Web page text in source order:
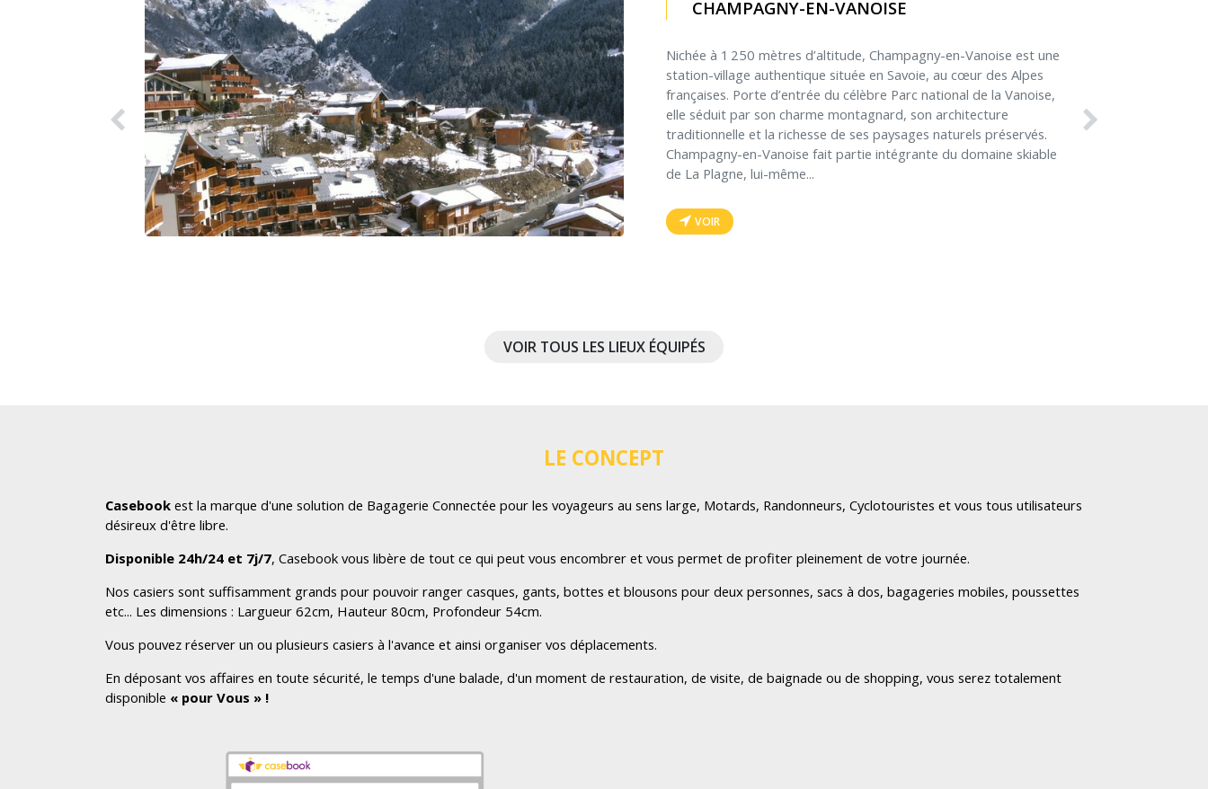
CHAMPAGNY-EN-VANOISE
Nichée à 1 250 mètres d’altitude, Champagny-en-Vanoise est une
station-village authentique située en Savoie, au cœur des Alpes
françaises. Porte d’entrée du célèbre Parc national de la Vanoise,
elle séduit par son charme montagnard, son architecture
traditionnelle et la richesse de ses paysages naturels préservés.
Champagny-en-Vanoise fait partie intégrante du domaine skiable
de La Plagne, lui-même...
VOIR
VOIR TOUS LES LIEUX ÉQUIPÉS
LE CONCEPT
Casebook est la marque d'une solution de Bagagerie Connectée pour les voyageurs au sens large, Motards, Randonneurs, Cyclotouristes et vous tous utilisateurs
désireux d'être libre.
Disponible 24h/24 et 7j/7, Casebook vous libère de tout ce qui peut vous encombrer et vous permet de profiter pleinement de votre journée.
Nos casiers sont suffisamment grands pour pouvoir ranger casques, gants, bottes et blousons pour deux personnes, sacs à dos, bagageries mobiles, poussettes
etc... Les dimensions : Largueur 62cm, Hauteur 80cm, Profondeur 54cm.
Vous pouvez réserver un ou plusieurs casiers à l'avance et ainsi organiser vos déplacements.
En déposant vos affaires en toute sécurité, le temps d'une balade, d'un moment de restauration, de visite, de baignade ou de shopping, vous serez totalement
disponible « pour Vous » !